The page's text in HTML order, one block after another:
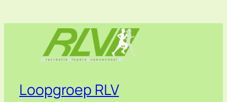
Loopgroep RLV